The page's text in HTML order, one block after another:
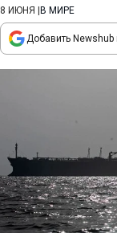
8 ИЮНЯ В МИРЕ
Добавить Newshub